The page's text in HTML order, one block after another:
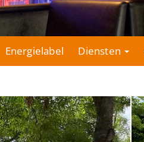
Energielabel Diensten